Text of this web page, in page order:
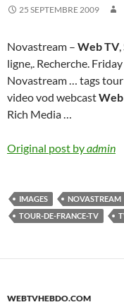
25 SEPTEMBRE 2009
Novastream – Web TV
ligne,. Recherche.
Novastream … tags
video vod webcast
Rich Media …
Original post byadmin
IMAGES NOVASTREAM
TOUR-DE-FRANCE-TV
WEBTVHEBDO.COM